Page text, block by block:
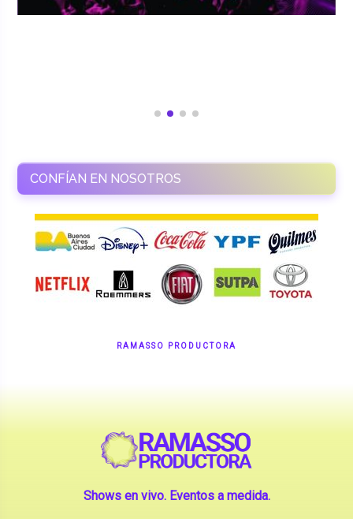
RAMASSO PRODUCTORA